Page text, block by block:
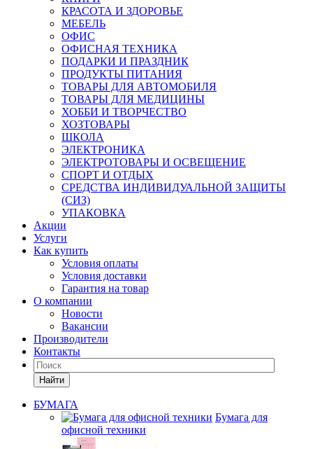
КРАСОТА И ЗДОРОВЬЕ
МЕБЕЛЬ
ОФИС
ОФИСНАЯ ТЕХНИКА
ПОДАРКИ И ПРАЗДНИК
ПРОДУКТЫ ПИТАНИЯ
ТОВАРЫ ДЛЯ АВТОМОБИЛЯ
ТОВАРЫ ДЛЯ МЕДИЦИНЫ
ХОББИ И ТВОРЧЕСТВО
ХОЗТОВАРЫ
ШКОЛА
ЭЛЕКТРОНИКА
ЭЛЕКТРОТОВАРЫ И ОСВЕЩЕНИЕ
СПОРТ И ОТДЫХ
СРЕДСТВА ИНДИВИДУАЛЬНОЙ ЗАЩИТЫ
(СИЗ)
УПАКОВКА
Акции
Услуги
Как купить
Условия оплаты
Условия доставки
Гарантия на товар
О компании
Новости
Вакансии
Производители
Контакты
Найти
БУМАГА
Бумага для
офисной техники